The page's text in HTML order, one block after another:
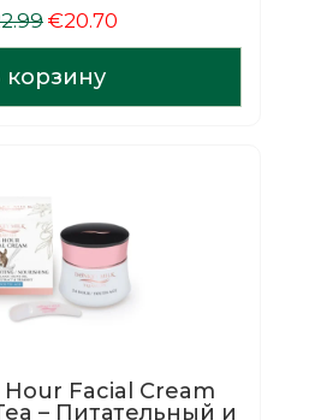
Первоначальная
цена
составляла
€22.99.
€20.70Текущая
цена:
корзину
Facial Cream
– Питательный и